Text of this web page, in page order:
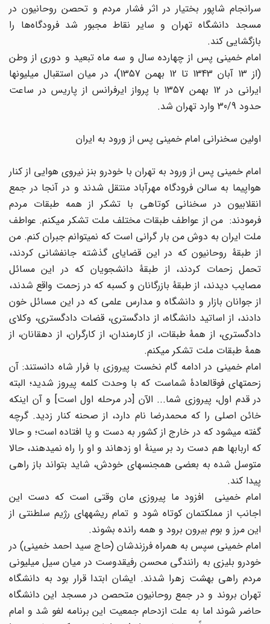
سرانجام شاپور بختیار در اثر فشار مردم و تحصن روحانیون در
مسجد دانشگاه تهران و سایر نقاط مجبور شد فرودگاه‌ها را
بازگشایی کند.
امام خمینی پس از چهارده سال و سه ماه تبعید و دوری از وطن
(از 13 آبان 1343 تا 12 بهمن 1357)، در میان استقبال میلیونها
ایرانی در 12 بهمن 1357 با پرواز ایرفرانس از پاریس در ساعت
حدود 30/9 وارد تهران شد.
اولین سخنرانی امام خمینی پس از ورود به ایران
امام خمینی پس از ورود به تهران با خودرو بنز نیروی هوایی از کنار
هواپیما به سالن فرودگاه مهرآباد منتقل شدند و در آنجا در جمع
انقلابیون در سخنانی کوتاهی با تشکر از همه طبقات مردم
فرمودند: من از عواطف طبقات مختلف ملت تشکر می‏کنم. عواطف
ملت ایران به دوش من بار گرانی است که نمی‏توانم جبران کنم. من
از طبقۀ روحانیون که در این قضایای گذشته جانفشانی کردند،
تحمل زحمات کردند، از طبقۀ دانشجویان که در این مسائل
مصایب دیدند، از طبقۀ بازرگانان و کسبه که در زحمت واقع شدند،
از جوانان بازار و دانشگاه و مدارس علمی که در این مسائل خون
دادند، از اساتید دانشگاه، از دادگستری، قضات دادگستری، وکلای
دادگستری، از همۀ طبقات، از کارمندان، از کارگران، از دهقانان، از
همۀ طبقات ملت تشکر می‏کنم.
امام خمینی در ادامه گام نخست پیروزی با فرار شاه دانستند: آن
زحمتهای فوق‏العادۀ شماست که با وحدت کلمه پیروز شدید؛ البته
در قدم اول، پیروزی شما... الآن [در مرحله اول است] و آن اینکه
خائن اصلی را که محمدرضا نام دارد، از صحنه کنار زدید. گرچه
گفته می‏شود که در خارج از کشور به دست و پا افتاده است؛ و حالا
که اربابها هم دست رد بر سینۀ او زده‏اند و او را راه نمی‏دهند، حالا
متوسل شده به بعضی همجنسهای خودش، شاید بتواند باز راهی
پیدا کند.
امام خمینی افزود ما پیروزی مان وقتی است که دست این
اجانب از مملکتمان کوتاه شود و تمام ریشه‏های رژیم سلطنتی از
این مرز و بوم بیرون برود و همه رانده بشوند.
امام خمینی سپس به همراه فرزندشان (حاج سید احمد خمینی) در
خودرو بلیزی به رانندگی محسن رفیقدوست در میان سیل میلیونی
مردم راهی بهشت زهرا شدند. ایشان ابتدا قرار بود به دانشگاه
تهران بروند و در جمع روحانیون متحصن در مسجد این دانشگاه
حاضر شوند اما به علت ازدحام جمعیت این برنامه لغو شد و امام